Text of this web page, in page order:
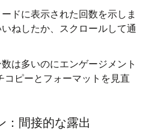
ドに表示された回数を示しま
ねしたか、スクロールして通
は多いのにエンゲージメント
コピーとフォーマットを見直
：間接的な露出